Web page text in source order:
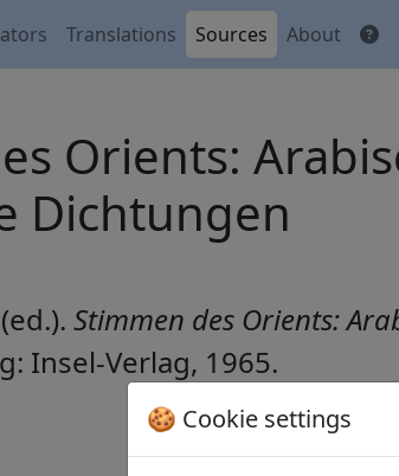
Translations Sources About
Orients:
Dichtungen
Stimmen des Orients:
Insel-Verlag, 1965.
🍪 Cookie settings